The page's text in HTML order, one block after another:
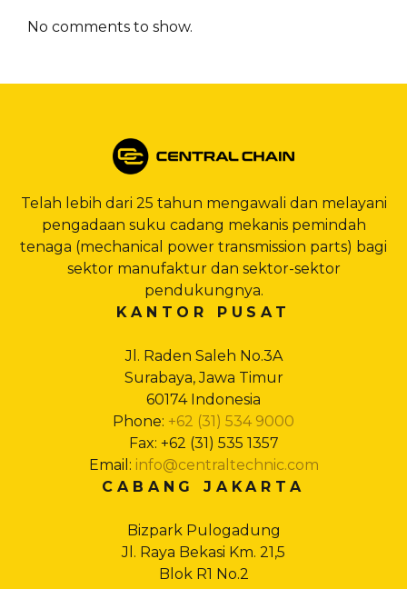
No comments to show.
Telah lebih dari 25 tahun mengawali dan melayani
pengadaan suku cadang mekanis pemindah
tenaga (mechanical power transmission parts) bagi
sektor manufaktur dan sektor-sektor
pendukungnya.
KANTOR PUSAT
Jl. Raden Saleh No.3A
Surabaya, Jawa Timur
60174 Indonesia
Phone: +62 (31) 534 9000
Fax: +62 (31) 535 1357
Email: info@centraltechnic.com
CABANG JAKARTA
Bizpark Pulogadung
Jl. Raya Bekasi Km. 21,5
Blok R1 No.2